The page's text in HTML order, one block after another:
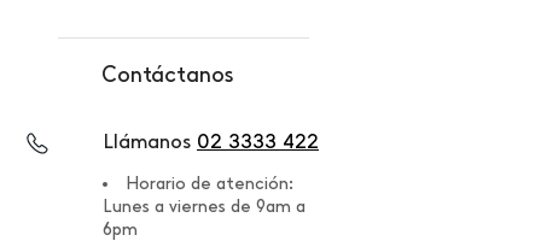
Contáctanos
Llámanos 02 3333 422
Horario de atención:
Lunes a viernes de 9am a
6pm